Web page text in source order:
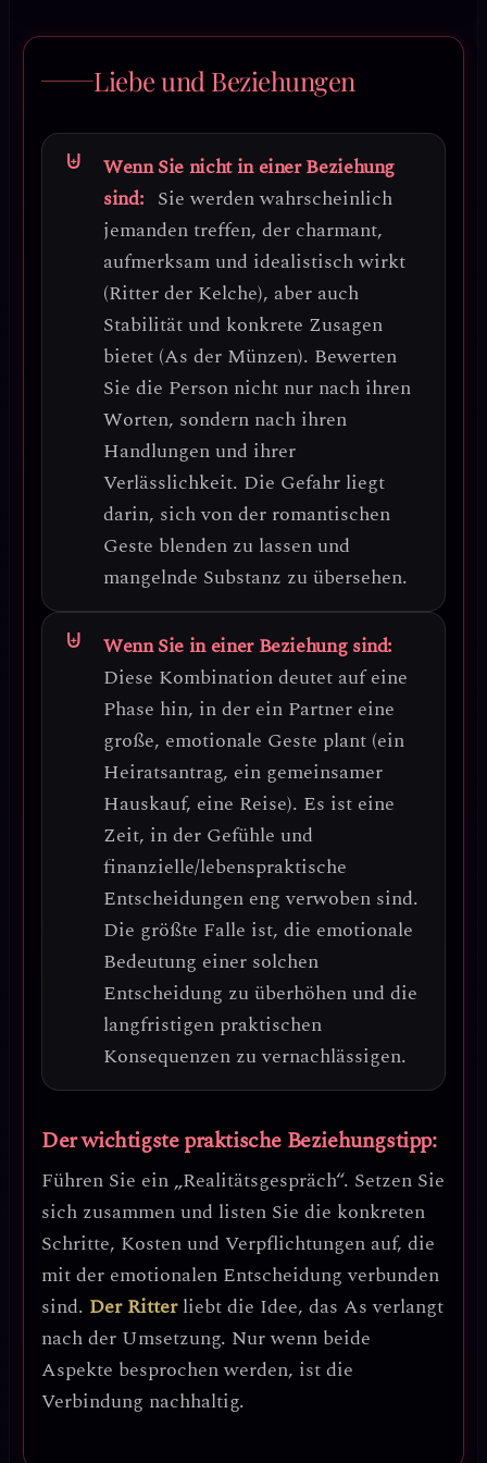
Liebe und Beziehungen
Wenn Sie nicht in einer Beziehung
sind: Sie werden wahrscheinlich
jemanden treffen, der charmant,
aufmerksam und idealistisch wirkt
(Ritter der Kelche), aber auch
Stabilität und konkrete Zusagen
bietet (As der Münzen). Bewerten
Sie die Person nicht nur nach ihren
Worten, sondern nach ihren
Handlungen und ihrer
Verlässlichkeit. Die Gefahr liegt
darin, sich von der romantischen
Geste blenden zu lassen und
mangelnde Substanz zu übersehen.
Wenn Sie in einer Beziehung sind:
Diese Kombination deutet auf eine
Phase hin, in der ein Partner eine
große, emotionale Geste plant (ein
Heiratsantrag, ein gemeinsamer
Hauskauf, eine Reise). Es ist eine
Zeit, in der Gefühle und
finanzielle/lebenspraktische
Entscheidungen eng verwoben sind.
Die größte Falle ist, die emotionale
Bedeutung einer solchen
Entscheidung zu überhöhen und die
langfristigen praktischen
Konsequenzen zu vernachlässigen.
Der wichtigste praktische Beziehungstipp:
Führen Sie ein „Realitätsgespräch“. Setzen Sie
sich zusammen und listen Sie die konkreten
Schritte, Kosten und Verpflichtungen auf, die
mit der emotionalen Entscheidung verbunden
sind. Der Ritterliebt die Idee, das As verlangt
nach der Umsetzung. Nur wenn beide
Aspekte besprochen werden, ist die
Verbindung nachhaltig.